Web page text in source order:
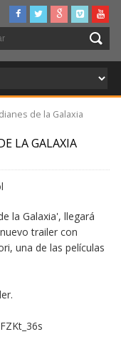
de la Galaxia
LA GALAXIA
la Galaxia', llegará
trailer con
una de las películas